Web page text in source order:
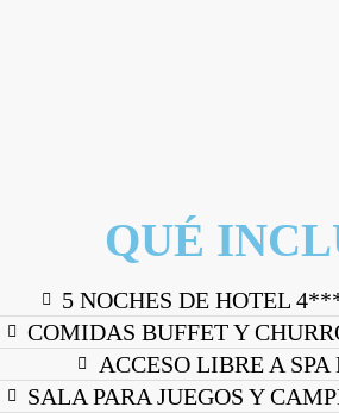
QUÉ
5 NOCHES DE HOTEL
COMIDAS BUFFET Y
ACCESO LIBRE A
SALA PARA JUEGOS Y